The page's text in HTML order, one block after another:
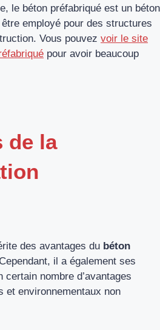
le béton préfabriqué est un béton
employé pour des structures
Vous pouvez voir le site
pour avoir beaucoup
de la
des avantages du béton
il a également ses
nombre d’avantages
et environnementaux non